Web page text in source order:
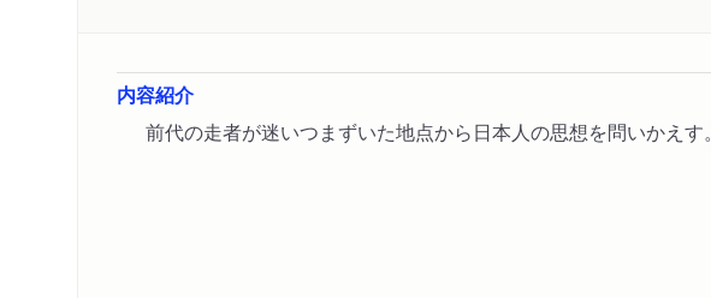
内容紹介
前代の走者が迷いつまずいた地点から日本人の思想を問いかえす。